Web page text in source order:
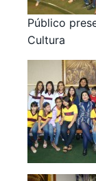
Público
Cultura